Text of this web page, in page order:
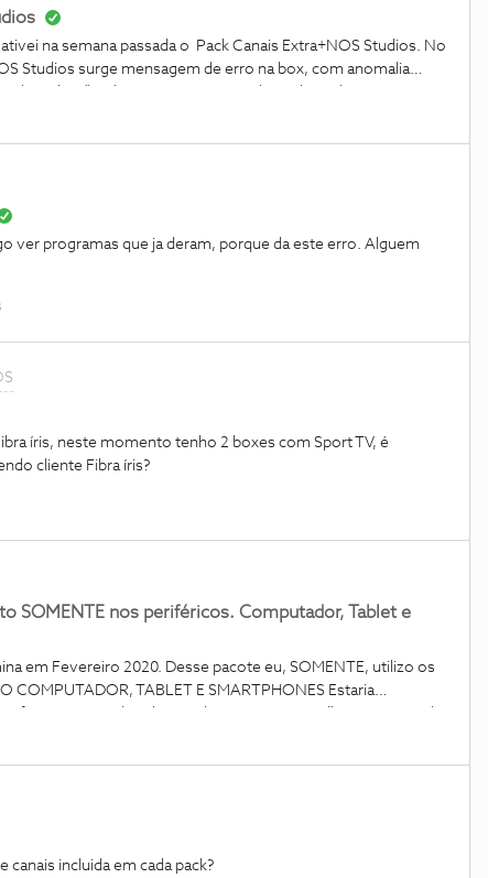
na semana passada o Pack Canais Extra+NOS Studios. No
Studios surge mensagem de erro na box, com anomalia
na box”!! Alguém consegue ajudar? Obrigada!
ver programas que ja deram, porque da este erro. Alguem
íris, neste momento tenho 2 boxes com Sport TV, é
cliente Fibra íris?
SOMENTE nos periféricos. Computador, Tablet e
em Fevereiro 2020. Desse pacote eu, SOMENTE, utilizo os
COMPUTADOR, TABLET E SMARTPHONES Estaria
efeito gostaria de saber qual será o vosso melhor preço tendo
a visualização doa Canais Disponíveis (CANAIS DE TELEVISÃO
canais incluida em cada pack?